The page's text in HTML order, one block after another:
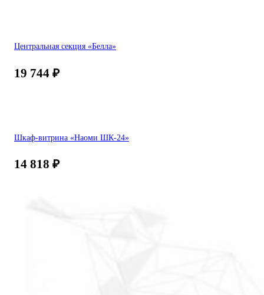
Центральная секция «Белла»
19 744 ₽
Шкаф-витрина «Наоми ШК-24»
14 818 ₽